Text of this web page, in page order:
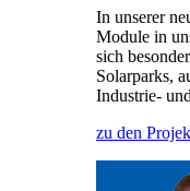
In unserer
Module in
sich
Solarparks,
Industrie-
zu den